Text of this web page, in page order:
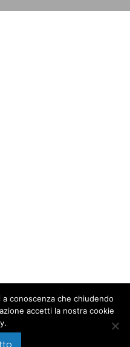
conoscenza che chiudendo
accetti la nostra cookie